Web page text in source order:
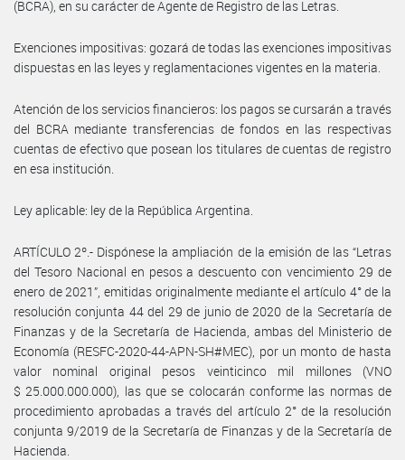
(BCRA), en su carácter de Agente de Registro de las Letras.
Exenciones impositivas: gozará de todas las exenciones impositivas
dispuestas en las leyes y reglamentaciones vigentes en la materia.
Atención de los servicios financieros: los pagos se cursarán a través
del BCRA mediante transferencias de fondos en las respectivas
cuentas de efectivo que posean los titulares de cuentas de registro
en esa institución.
Ley aplicable: ley de la República Argentina.
ARTÍCULO 2º.- Dispónese la ampliación de la emisión de las “Letras
del Tesoro Nacional en pesos a descuento con vencimiento 29 de
enero de 2021”, emitidas originalmente mediante el artículo 4° de la
resolución conjunta 44 del 29 de junio de 2020 de la Secretaría de
Finanzas y de la Secretaría de Hacienda, ambas del Ministerio de
Economía (RESFC-2020-44-APN-SH#MEC), por un monto de hasta
valor nominal original pesos veinticinco mil millones (VNO
$ 25.000.000.000), las que se colocarán conforme las normas de
procedimiento aprobadas a través del artículo 2° de la resolución
conjunta 9/2019 de la Secretaría de Finanzas y de la Secretaría de
Hacienda.